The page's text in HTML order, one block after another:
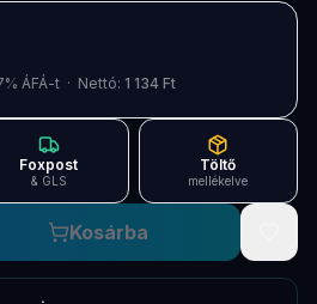
ÁFÁ-t · Nettó: 1 134 Ft
Foxpost
& GLS
Töltő
mellékelve
Kosárba